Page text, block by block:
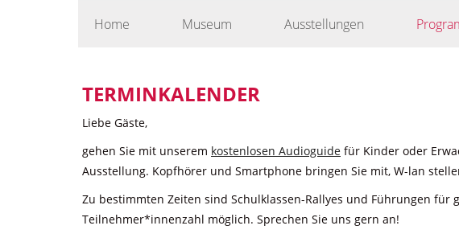
Home Museum Ausstellungen
TERMINKALENDER
Liebe Gäste,
gehen Sie mit unserem kostenlosen Audioguide für Kinder oder
Ausstellung. Kopfhörer und Smartphone bringen Sie mit, W-lan
Zu bestimmten Zeiten sind Schulklassen-Rallyes und Führungen für
Teilnehmer*innenzahl möglich. Sprechen Sie uns gern an!